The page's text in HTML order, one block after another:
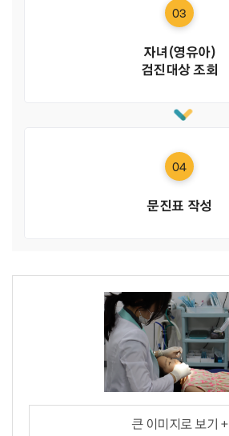
03
자녀(영유아)
검진대상 조회
04
문진표 작성
큰 이미지로 보기 +